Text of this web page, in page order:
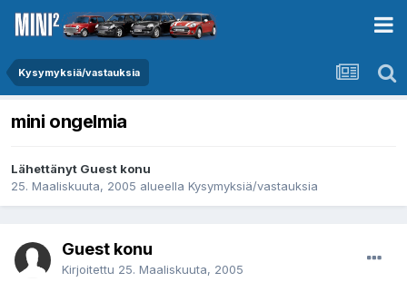
Kysymyksiä/vastauksia
mini ongelmia
Lähettänyt Guest konu
25. Maaliskuuta, 2005 alueella Kysymyksiä/vastauksia
Guest konu
Kirjoitettu 25. Maaliskuuta, 2005